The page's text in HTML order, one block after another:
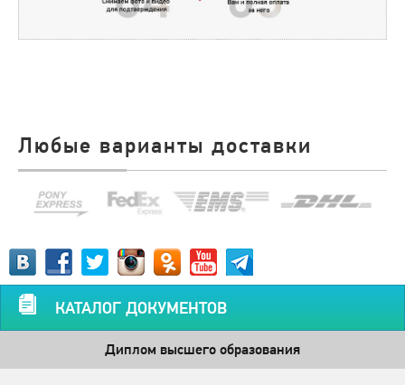
Любые варианты доставки
КАТАЛОГ ДОКУМЕНТОВ
Диплом высшего образования